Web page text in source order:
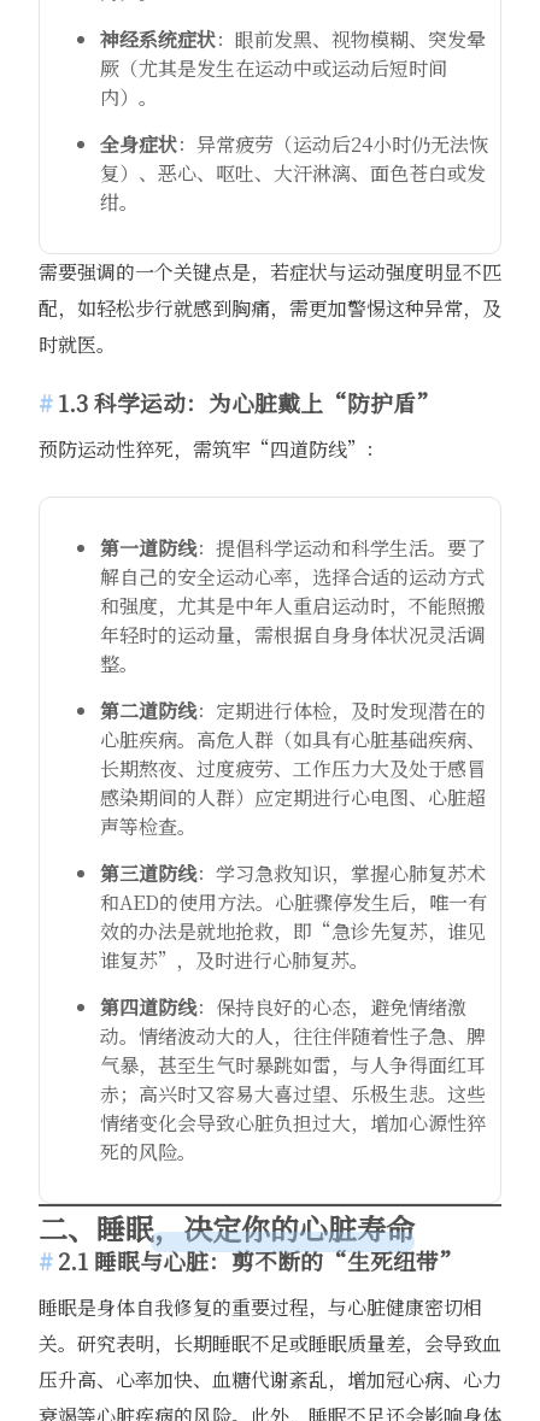
神经系统症状：眼前发黑、视物模糊、突发晕
厥（尤其是发生在运动中或运动后短时间
内）。
全身症状：异常疲劳（运动后24小时仍无法恢
复）、恶心、呕吐、大汗淋漓、面色苍白或发
绀。
需要强调的一个关键点是，若症状与运动强度明显不匹
配，如轻松步行就感到胸痛，需更加警惕这种异常，及
时就医。
1.3 科学运动：为心脏戴上“防护盾”
预防运动性猝死，需筑牢“四道防线”：
第一道防线：提倡科学运动和科学生活。要了
解自己的安全运动心率，选择合适的运动方式
和强度，尤其是中年人重启运动时，不能照搬
年轻时的运动量，需根据自身身体状况灵活调
整。
第二道防线：定期进行体检，及时发现潜在的
心脏疾病。高危人群（如具有心脏基础疾病、
长期熬夜、过度疲劳、工作压力大及处于感冒
感染期间的人群）应定期进行心电图、心脏超
声等检查。
第三道防线：学习急救知识，掌握心肺复苏术
和AED的使用方法。心脏骤停发生后，唯一有
效的办法是就地抢救，即“急诊先复苏，谁见
谁复苏”，及时进行心肺复苏。
第四道防线：保持良好的心态，避免情绪激
动。情绪波动大的人，往往伴随着性子急、脾
气暴，甚至生气时暴跳如雷，与人争得面红耳
赤；高兴时又容易大喜过望、乐极生悲。这些
情绪变化会导致心脏负担过大，增加心源性猝
死的风险。
二、睡眠，决定你的心脏寿命
2.1 睡眠与心脏：剪不断的“生死纽带”
睡眠是身体自我修复的重要过程，与心脏健康密切相
关。研究表明，长期睡眠不足或睡眠质量差，会导致血
压升高、心率加快、血糖代谢紊乱，增加冠心病、心力